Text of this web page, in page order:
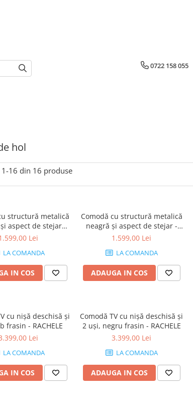
0722 158 055
hol
1-16 din 16 produse
structură metalică
aspect de stejar
- DALEN
Lei
LA COMANDA
IN COS
Comodă cu structură metalică
neagră și aspect de stejar -
DALEN
1.599,00 Lei
LA COMANDA
ADAUGA IN COS
cu nișă deschisă și
frasin - RACHELE
Lei
LA COMANDA
IN COS
Comodă TV cu nișă deschisă și
2 uși, negru frasin - RACHELE
3.399,00 Lei
LA COMANDA
ADAUGA IN COS